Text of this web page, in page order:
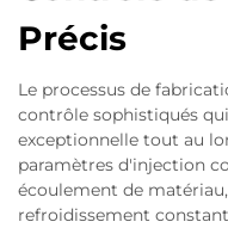
Précis
Le processus de
contrôle sophistiqués
exceptionnelle tout au
paramètres d'injection
écoulement de
refroidissement